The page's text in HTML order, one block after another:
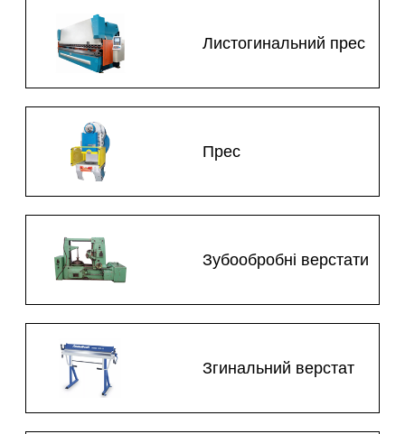
Листогинальний прес
Прес
Зубообробні верстати
Згинальний верстат